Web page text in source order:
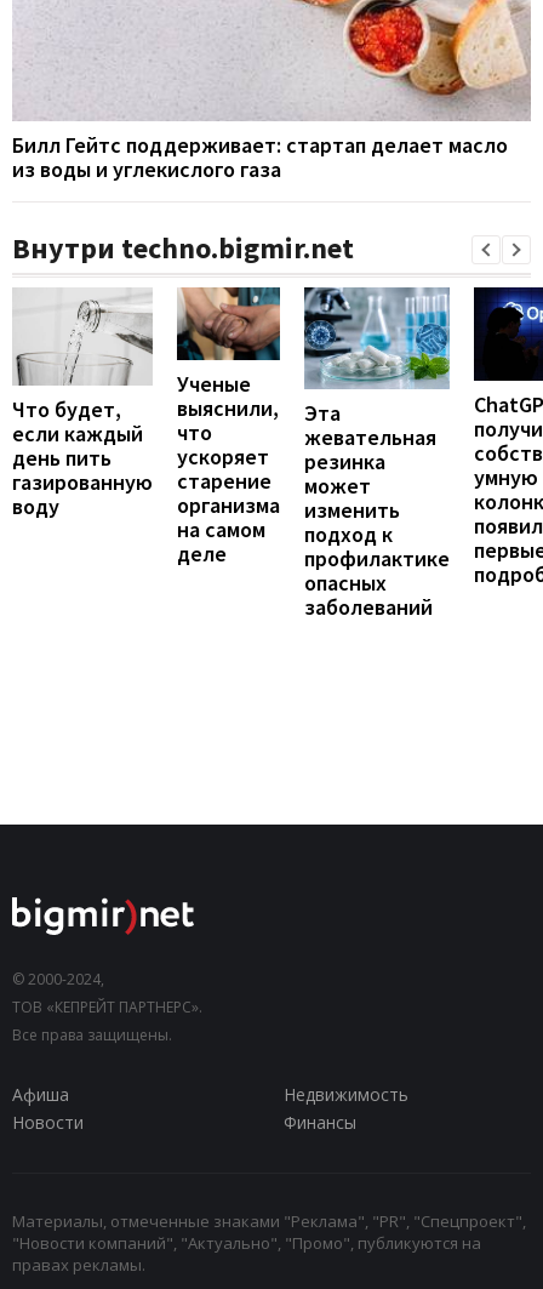
Билл Гейтс поддерживает: стартап делает масло
из воды и углекислого газа
Внутри techno.bigmir.net
Что будет,
если каждый
день пить
газированную
воду
Ученые
выяснили,
что
ускоряет
старение
организма
на самом
деле
Эта
жевательная
резинка
может
изменить
подход к
профилактике
опасных
заболеваний
умную
© 2000-2024,
ТОВ «КЕПРЕЙТ ПАРТНЕРС».
Все права защищены.
Афиша
Недвижимость
Новости
Финансы
Материалы, отмеченные знаками "Реклама", "PR", "Спецпроект",
"Новости компаний", "Актуально", "Промо", публикуются на
правах рекламы.